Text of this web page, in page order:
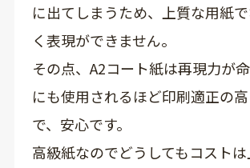
に出てしまうため、上質な用紙
く表現ができません。
その点、A2コート紙は再現力が
にも使用されるほど印刷適正の
で、安心です。
高級紙なのでどうしてもコスト